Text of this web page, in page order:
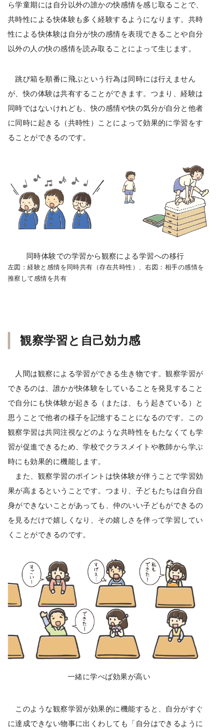
ら学童期には自分以外の誰かの快感情を感じ取ることで、
共時性による快体験も多く経験するようになります。共時
性による快体験は自分が快の感情を表現できることや自分
以外の人の快の感情を読み取ることによって生じます。
跳び箱を順番に飛ぶという行為は同時には行えません
が、快の体験は共有することができます。つまり、経験は
同時ではないけれども、快の感情や快の気分が自分と他者
に同時に起きる（共時性）ことによって効果的に学習をす
ることができるのです。
同時体験での学習から観察による学習への移行
左図：経験と感情を同時共有（存在共時性）、右図：相手の感情を
推察して感情を共有
観察学習と自己効力感
人間は観察による学習ができる生き物です。観察学習が
できるのは、誰かが快体験をしていることを発見すること
で自分にも快体験が起きる（または、もう起きている）と
思うことで他者の様子を記憶することになるのです。この
観察学習は共同注視などのような共時性をもたなくても学
習が促進できるため、学校でクラスメイトや教師から学ぶ
時にも効果的に機能します。
また、観察学習のポイントは快体験が伴うことで学習効
果が高まるということです。つまり、子どもたちは自分自
身ができないことがあっても、仲のいい子どもができるの
を見るだけで嬉しくなり、その嬉しさを伴って学習してい
くことができるのです。
一緒に学べば効果が高い
このような観察学習が効果的に機能すると、自分がすぐ
に達成できない物事に出くわしても「自分はできるように